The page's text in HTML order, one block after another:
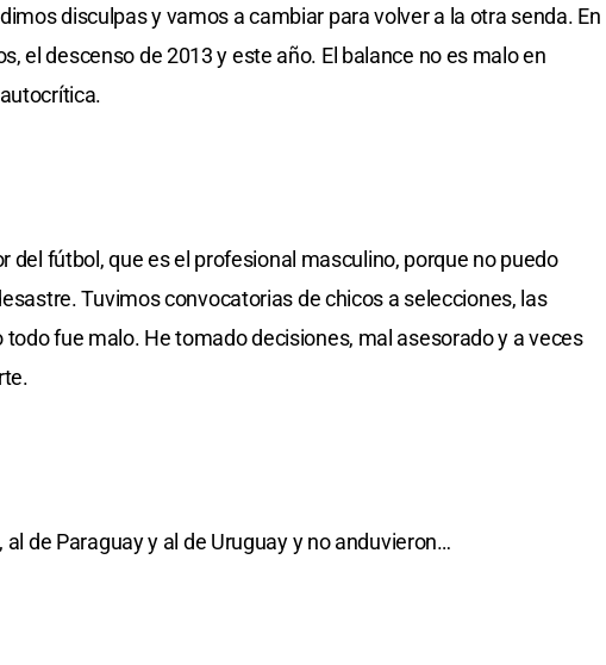
disculpas y vamos a cambiar para volver a la otra senda. En
el descenso de 2013 y este año. El balance no es malo en
del fútbol, que es el profesional masculino, porque no puedo
Tuvimos convocatorias de chicos a selecciones, las
fue malo. He tomado decisiones, mal asesorado y a veces
de Paraguay y al de Uruguay y no anduvieron…